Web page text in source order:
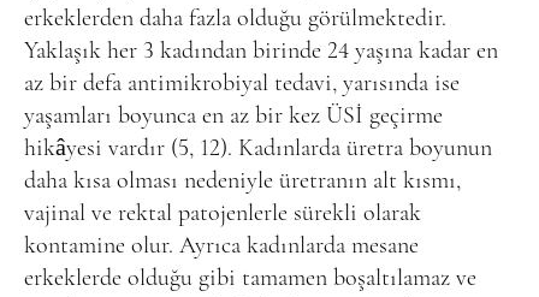
erkeklerden daha fazla olduğu görülmektedir.
Yaklaşık her 3 kadından birinde 24 yaşına kadar en
az bir defa antimikrobiyal tedavi, yarısında ise
yaşamları boyunca en az bir kez ÜSİ geçirme
hikâyesi vardır (5, 12). Kadınlarda üretra boyunun
daha kısa olması nedeniyle üretranın alt kısmı,
vajinal ve rektal patojenlerle sürekli olarak
kontamine olur. Ayrıca kadınlarda mesane
erkeklerde olduğu gibi tamamen boşaltılamaz ve